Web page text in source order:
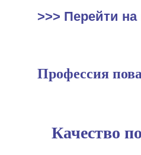
>>> Перейти
Профессия
Качество